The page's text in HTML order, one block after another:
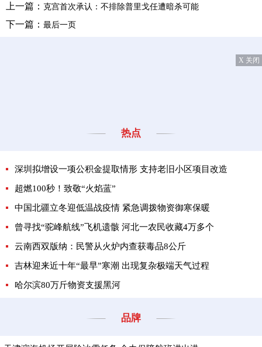
上一篇： 克宫首次承认：不排除普里戈任遭暗杀可能
下一篇： 最后一页
X 关闭
热点
深圳拟增设一项公积金提取情形 支持老旧小区项目改造
超燃100秒！致敬“火焰蓝”
中国北疆立冬迎低温战疫情 紧急调拨物资御寒保暖
曾寻找“驼峰航线”飞机遗骸 河北一农民收藏4万多个
云南西双版纳：民警从火炉内查获毒品8公斤
吉林迎来近十年“最早”寒潮 出现复杂极端天气过程
哈尔滨80万斤物资支援黑河
品牌